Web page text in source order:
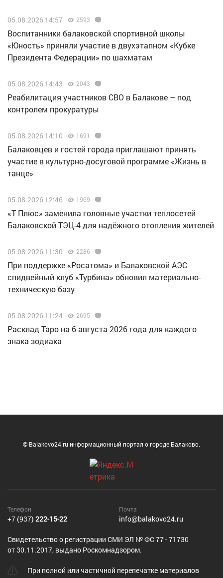
05.08.2026 14:57 2593
Воспитанники балаковской спортивной школы
«Юность» приняли участие в двухэтапном «Кубке
Президента Федерации» по шахматам
05.08.2026 14:43 2043
Реабилитация участников СВО в Балакове – под
контролем прокуратуры
05.08.2026 14:10 1691
Балаковцев и гостей города приглашают принять
участие в культурно-досуговой программе «Жизнь в
танце»
05.08.2026 12:46 1969
«Т Плюс» заменила головные участки теплосетей
Балаковской ТЭЦ-4 для надёжного отопления жителей
05.08.2026 11:30 2286
При поддержке «Росатома» и Балаковской АЭС
спидвейный клуб «Турбина» обновил материально-
техническую базу
05.08.2026 11:24 2695
Расклад Таро на 6 августа 2026 года для каждого
знака зодиака
© Balakovo24.ru информационный портал о городе Балаково.
Телефон
+7 (937) 222-15-22
Почта
info@balakovo24.ru
Cвидетельство о регистрации СМИ ЭЛ № ФС 77 - 71730
от 30.11.2017, выдано Роскомнадзором.
При полной или частичной перепечатке материалов